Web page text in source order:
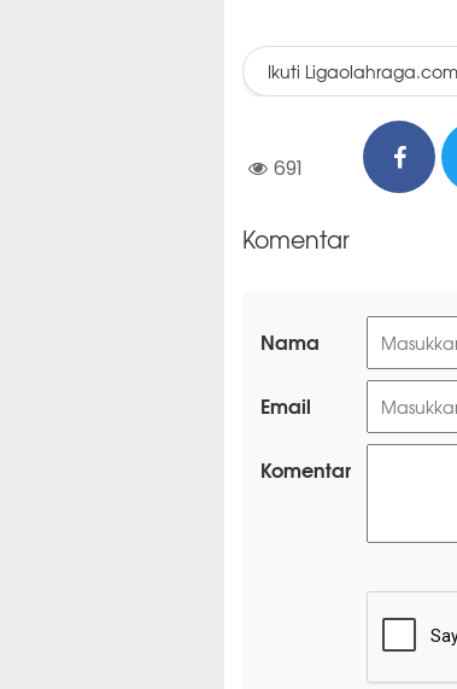
Ikuti
691
Komentar
Nama
Email
Komentar